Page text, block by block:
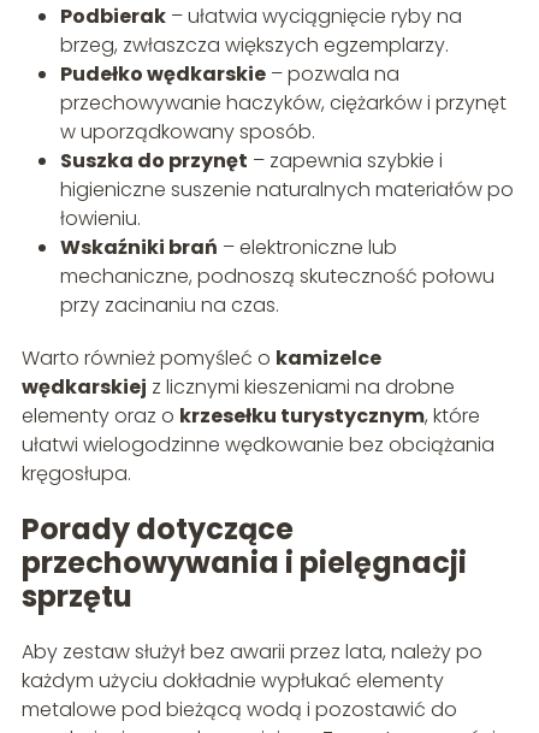
Podbierak– ułatwia wyciągnięcie ryby na
brzeg, zwłaszcza większych egzemplarzy.
Pudełko wędkarskie– pozwala na
przechowywanie haczyków, ciężarków i przynęt
w uporządkowany sposób.
Suszka do przynęt – zapewnia szybkie i
higieniczne suszenie naturalnych materiałów po
łowieniu.
Wskaźniki brań – elektroniczne lub
mechaniczne, podnoszą skuteczność połowu
przy zacinaniu na czas.
Warto również pomyśleć o kamizelce
wędkarskiej z licznymi kieszeniami na drobne
elementy oraz o krzesełku turystycznym, które
ułatwi wielogodzinne wędkowanie bez obciążania
kręgosłupa.
Porady dotyczące
przechowywania i pielęgnacji
sprzętu
Aby zestaw służył bez awarii przez lata, należy po
każdym użyciu dokładnie wypłukać elementy
metalowe pod bieżącą wodą i pozostawić do